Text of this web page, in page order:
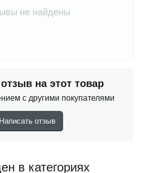
не найдены
на этот товар
с другими покупателями
Написать отзыв
в категориях